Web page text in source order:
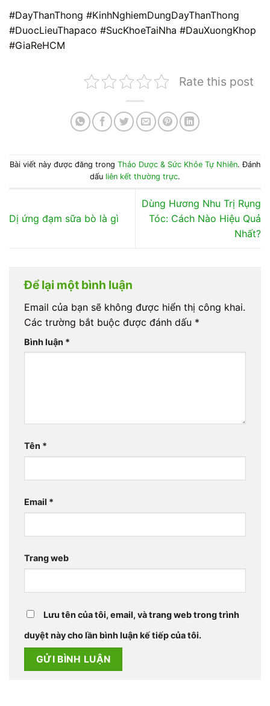
#DayThanThong #KinhNghiemDungDayThanThong
#DuocLieuThapaco #SucKhoeTaiNha #DauXuongKhop
#GiaReHCM
Rate this post
Bài viết này được đăng trong Thảo Dược & Sức Khỏe Tự Nhiên. Đánh
dấu liên kết thường trực.
Dị ứng đạm sữa bò là gì
Dùng Hương Nhu Trị Rụng
Tóc: Cách Nào Hiệu Quả
Nhất?
Để lại một bình luận
Email của bạn sẽ không được hiển thị công khai.
Các trường bắt buộc được đánh dấu *
Bình luận *
Tên *
Email *
Trang web
Lưu tên của tôi, email, và trang web trong trình
duyệt này cho lần bình luận kế tiếp của tôi.